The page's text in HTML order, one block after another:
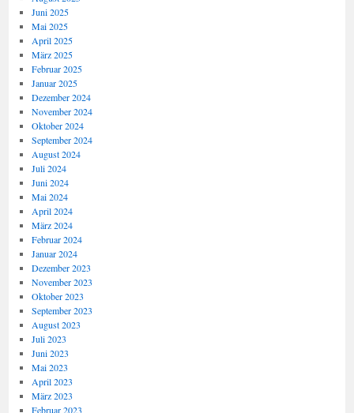
Juni 2025
Mai 2025
April 2025
März 2025
Februar 2025
Januar 2025
Dezember 2024
November 2024
Oktober 2024
September 2024
August 2024
Juli 2024
Juni 2024
Mai 2024
April 2024
März 2024
Februar 2024
Januar 2024
Dezember 2023
November 2023
Oktober 2023
September 2023
August 2023
Juli 2023
Juni 2023
Mai 2023
April 2023
März 2023
Februar 2023